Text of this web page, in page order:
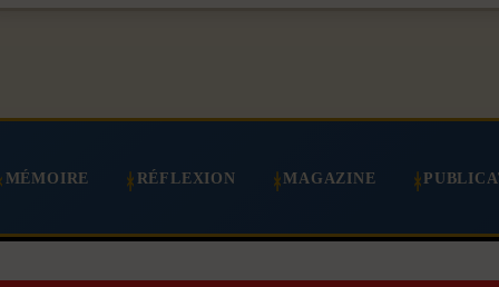
MÉMOIRE RÉFLEXION MAGAZINE